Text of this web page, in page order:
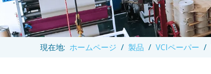
現在地: ホームページ / 製品 / VCIペーパー /